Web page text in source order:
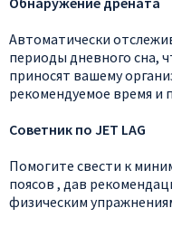
Автоматически
периоды дневного сна,
приносят вашему
рекомендуемое время и
Советник по JET LAG
Помогите свести к
поясов , дав
физическим